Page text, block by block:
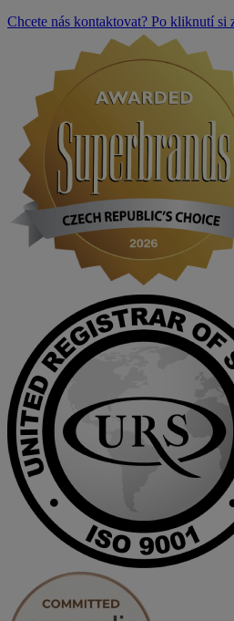
Chcete nás kontaktovat? Po kliknutí si